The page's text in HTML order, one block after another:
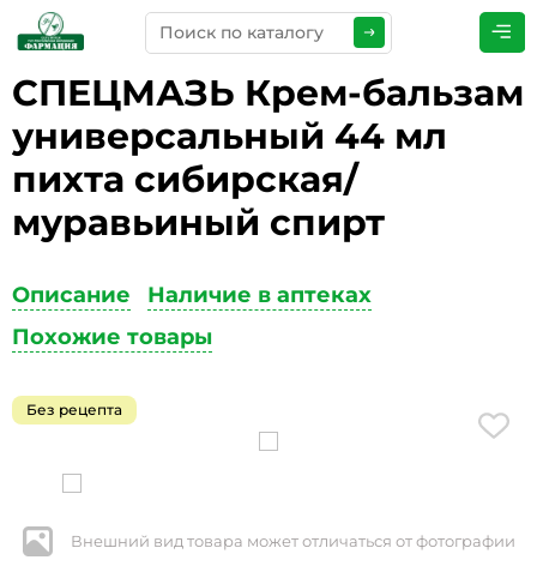
СПЕЦМАЗЬ Крем-бальзам
универсальный 44 мл
пихта сибирская/
муравьиный спирт
Описание
Наличие в аптеках
Похожие товары
Без рецепта
Внешний вид товара может отличаться от фотографии
ПРЕДСТАВЬТЕСЬ*
ТЕЛЕФОН*
ЭЛЕКТРОННАЯ ПОЧТА